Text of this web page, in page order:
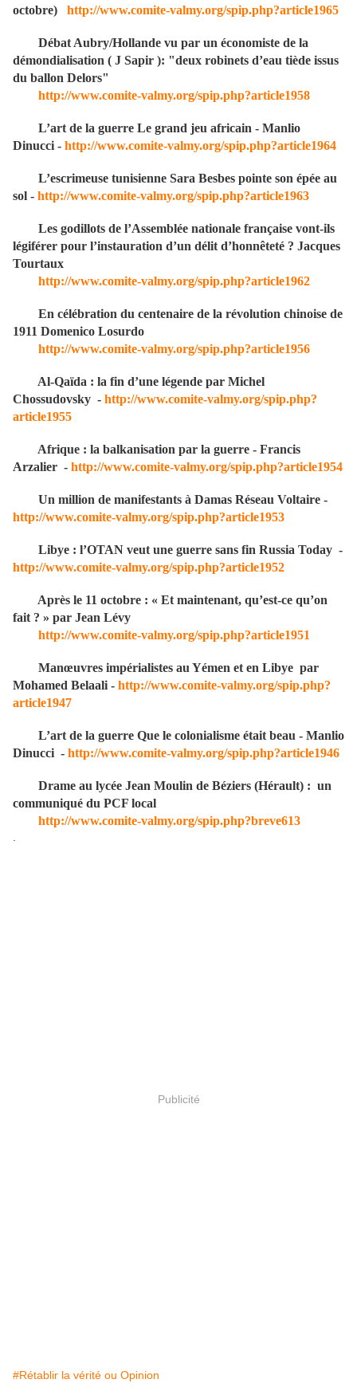
octobre) http://www.comite-valmy.org/spip.php?article1965
Débat Aubry/Hollande vu par un économiste de la
démondialisation ( J Sapir ): "deux robinets d’eau tiède issus
du ballon Delors"
http://www.comite-valmy.org/spip.php?article1958
L’art de la guerre Le grand jeu africain - Manlio
Dinucci - http://www.comite-valmy.org/spip.php?article1964
L’escrimeuse tunisienne Sara Besbes pointe son épée au
sol - http://www.comite-valmy.org/spip.php?article1963
Les godillots de l’Assemblée nationale française vont-ils
légiférer pour l’instauration d’un délit d’honnêteté ? Jacques
Tourtaux
http://www.comite-valmy.org/spip.php?article1962
En célébration du centenaire de la révolution chinoise de
1911 Domenico Losurdo
http://www.comite-valmy.org/spip.php?article1956
Al-Qaïda : la fin d’une légende par Michel
Chossudovsky - http://www.comite-valmy.org/spip.php?
article1955
Afrique : la balkanisation par la guerre - Francis
Arzalier - http://www.comite-valmy.org/spip.php?article1954
Un million de manifestants à Damas Réseau Voltaire -
http://www.comite-valmy.org/spip.php?article1953
Libye : l’OTAN veut une guerre sans fin Russia Today -
http://www.comite-valmy.org/spip.php?article1952
Après le 11 octobre : « Et maintenant, qu’est-ce qu’on
fait ? » par Jean Lévy
http://www.comite-valmy.org/spip.php?article1951
Manœuvres impérialistes au Yémen et en Libye par
Mohamed Belaali - http://www.comite-valmy.org/spip.php?
article1947
L’art de la guerre Que le colonialisme était beau - Manlio
Dinucci - http://www.comite-valmy.org/spip.php?article1946
Drame au lycée Jean Moulin de Béziers (Hérault) : un
communiqué du PCF local
http://www.comite-valmy.org/spip.php?breve613
Publicité
#Rétablir la vérité ou Opinion